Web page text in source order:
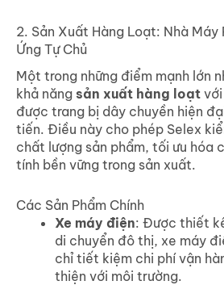
2. Sản Xuất Hàng Loạt: Nhà Máy
Ứng Tự Chủ
Một trong những điểm mạnh lớn
khả năng sản xuất hàng loạt
được trang bị dây chuyền hiện
tiến. Điều này cho phép Selex
chất lượng sản phẩm, tối ưu hóa
tính bền vững trong sản xuất.
Các Sản Phẩm Chính
Xe máy điện: Được thiết
di chuyển đô thị, xe máy
chỉ tiết kiệm chi phí vận
thiện với môi trường.